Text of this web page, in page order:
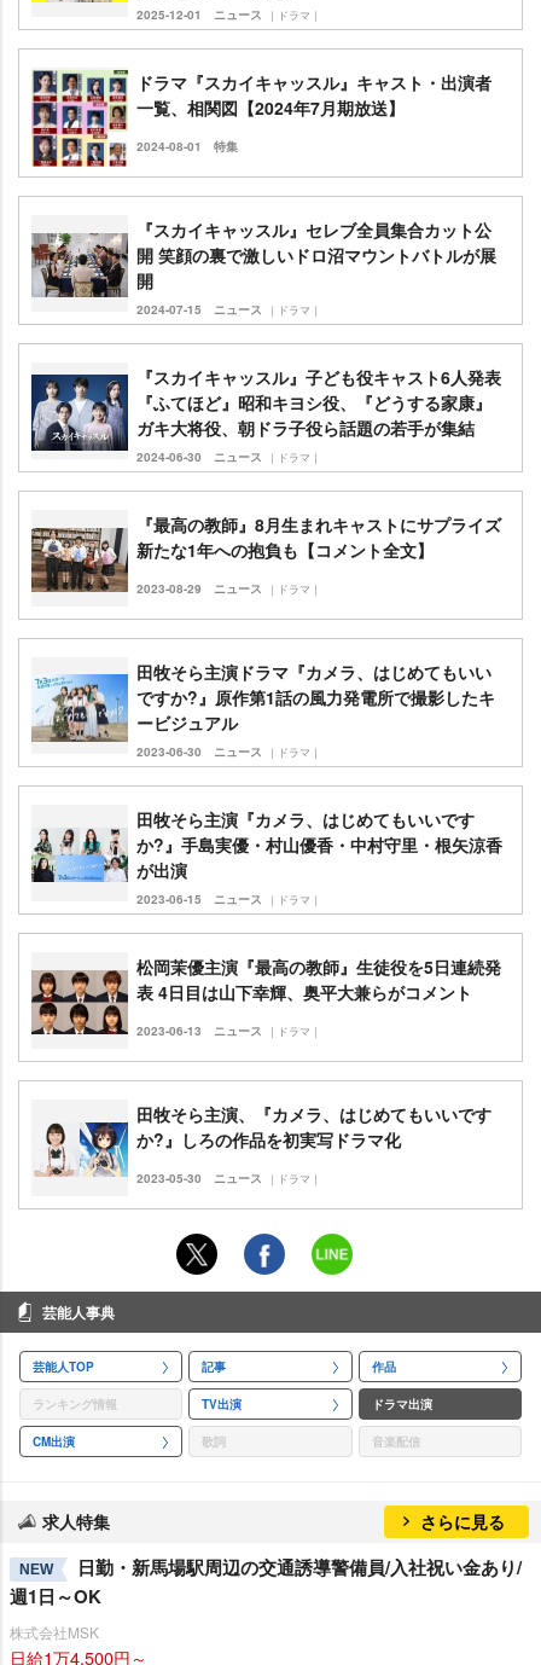
2025-12-01 ニュース ｜ドラマ｜
ドラマ『スカイキャッスル』キャスト・出演者
一覧、相関図【2024年7月期放送】
2024-08-01 特集
『スカイキャッスル』セレブ全員集合カット公
開 笑顔の裏で激しいドロ沼マウントバトルが展
開
2024-07-15 ニュース ｜ドラマ｜
『スカイキャッスル』子ども役キャスト6人発表
『ふてほど』昭和キヨシ役、『どうする家康』
ガキ大将役、朝ドラ子役ら話題の若手が集結
2024-06-30 ニュース ｜ドラマ｜
『最高の教師』8月生まれキャストにサプライズ
新たな1年への抱負も【コメント全文】
2023-08-29 ニュース ｜ドラマ｜
田牧そら主演ドラマ『カメラ、はじめてもいい
ですか?』原作第1話の風力発電所で撮影したキ
ービジュアル
2023-06-30 ニュース ｜ドラマ｜
田牧そら主演『カメラ、はじめてもいいです
か?』手島実優・村山優香・中村守里・根矢涼香
が出演
2023-06-15 ニュース ｜ドラマ｜
松岡茉優主演『最高の教師』生徒役を5日連続発
表 4日目は山下幸輝、奥平大兼らがコメント
2023-06-13 ニュース ｜ドラマ｜
田牧そら主演、『カメラ、はじめてもいいです
か?』しろの作品を初実写ドラマ化
2023-05-30 ニュース ｜ドラマ｜
芸能人事典
芸能人TOP 記事 作品
ランキング情報 TV出演 ドラマ出演
CM出演 歌詞 音楽配信
求人特集 さらに見る
NEW
日勤・新馬場駅周辺の交通誘導警備員/入社祝い金あり/
週1日～OK
株式会社MSK
日給1万4,500円～